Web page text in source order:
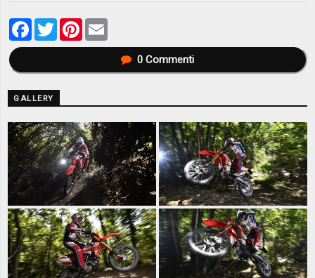
Facebook
TwitterPinterest
0Commenti
GALLERY